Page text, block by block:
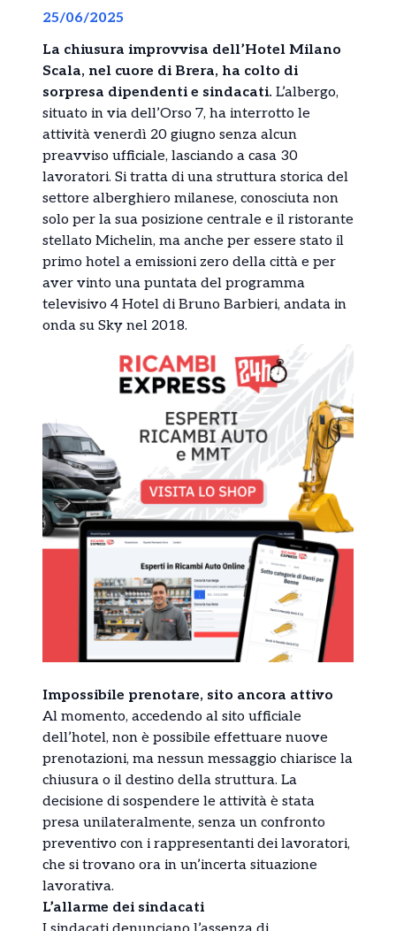
25/06/2025
La chiusura improvvisa dell’Hotel Milano
Scala, nel cuore di Brera, ha colto di
sorpresa dipendenti e sindacati. L’albergo,
situato in via dell’Orso 7, ha interrotto le
attività venerdì 20 giugno senza alcun
preavviso ufficiale, lasciando a casa 30
lavoratori. Si tratta di una struttura storica del
settore alberghiero milanese, conosciuta non
solo per la sua posizione centrale e il ristorante
stellato Michelin, ma anche per essere stato il
primo hotel a emissioni zero della città e per
aver vinto una puntata del programma
televisivo 4 Hotel di Bruno Barbieri, andata in
onda su Sky nel 2018.
Impossibile prenotare, sito ancora attivo
Al momento, accedendo al sito ufficiale
dell’hotel, non è possibile effettuare nuove
prenotazioni, ma nessun messaggio chiarisce la
chiusura o il destino della struttura. La
decisione di sospendere le attività è stata
presa unilateralmente, senza un confronto
preventivo con i rappresentanti dei lavoratori,
che si trovano ora in un’incerta situazione
lavorativa.
L’allarme dei sindacati